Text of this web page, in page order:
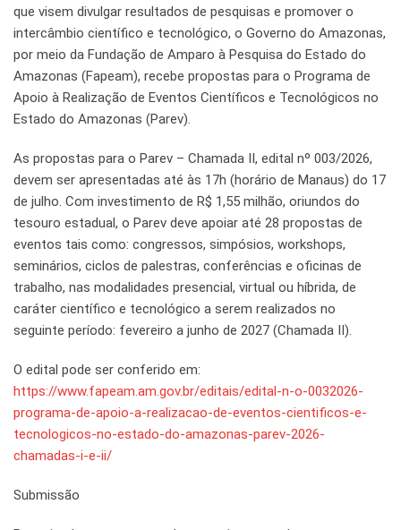
que visem divulgar resultados de pesquisas e promover o
intercâmbio científico e tecnológico, o Governo do Amazonas,
por meio da Fundação de Amparo à Pesquisa do Estado do
Amazonas (Fapeam), recebe propostas para o Programa de
Apoio à Realização de Eventos Científicos e Tecnológicos no
Estado do Amazonas (Parev).
As propostas para o Parev – Chamada II, edital nº 003/2026,
devem ser apresentadas até às 17h (horário de Manaus) do 17
de julho. Com investimento de R$ 1,55 milhão, oriundos do
tesouro estadual, o Parev deve apoiar até 28 propostas de
eventos tais como: congressos, simpósios, workshops,
seminários, ciclos de palestras, conferências e oficinas de
trabalho, nas modalidades presencial, virtual ou híbrida, de
caráter científico e tecnológico a serem realizados no
seguinte período: fevereiro a junho de 2027 (Chamada II).
O edital pode ser conferido em:
https://www.fapeam.am.gov.br/editais/edital-n-o-0032026-
programa-de-apoio-a-realizacao-de-eventos-cientificos-e-
tecnologicos-no-estado-do-amazonas-parev-2026-
chamadas-i-e-ii/
Submissão